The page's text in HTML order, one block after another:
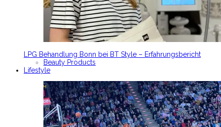
LPG Behandlung Bonn bei BT Style – Erfahrungsbericht
Beauty Products
Lifestyle